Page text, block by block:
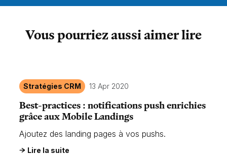
Vous pourriez aussi aimer lire
Stratégies CRM 13 Apr 2020
Best-practices : notifications push enrichies
grâce aux Mobile Landings
Ajoutez des landing pages à vos pushs.
Lire la suite